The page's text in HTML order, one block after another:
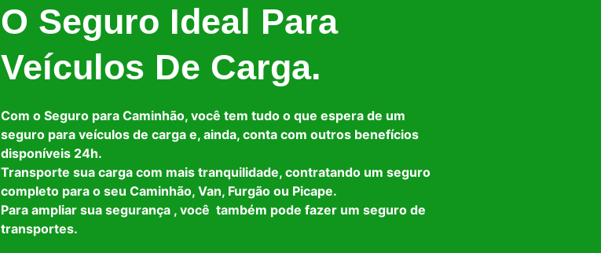
O Seguro Ideal Para
Veículos De Carga.
Com o Seguro para Caminhão, você tem tudo o que espera de um
seguro para veículos de carga e, ainda, conta com outros benefícios
disponíveis 24h.
Transporte sua carga com mais tranquilidade, contratando um seguro
completo para o seu Caminhão, Van, Furgão ou Picape.
Para ampliar sua segurança , você também pode fazer um seguro de
transportes.